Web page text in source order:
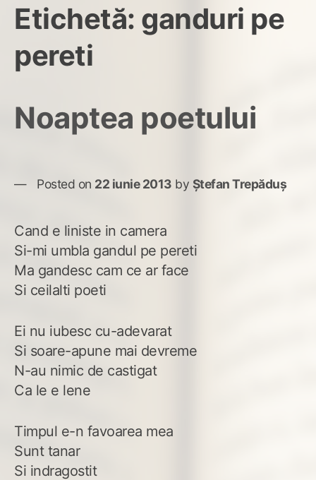
Etichetă: ganduri pe
pereti
Noaptea poetului
Posted on 22 iunie 2013 by Ștefan Trepăduș
Cand e liniste in camera
Si-mi umbla gandul pe pereti
Ma gandesc cam ce ar face
Si ceilalti poeti
Ei nu iubesc cu-adevarat
Si soare-apune mai devreme
N-au nimic de castigat
Ca le e lene
Timpul e-n favoarea mea
Sunt tanar
Si indragostit